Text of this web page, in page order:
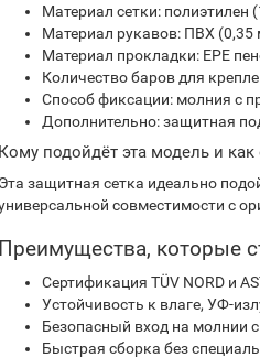
Материал сетки: полиэтилен
Материал рукавов: ПВХ
Материал прокладки: EPE
Количество баров для
Способ фиксации: молния с
Дополнительно: защитная
Кому подойдёт эта модель и
Эта защитная сетка идеально
совместимости с
Преимущества, которые
Сертификация TÜV NORD и
Устойчивость к влаге, УФ-
Безопасный вход на молнии
Быстрая сборка без